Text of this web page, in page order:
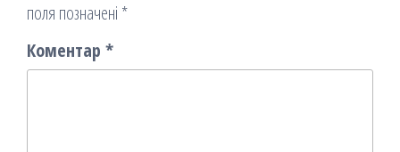
поля позначені *
Коментар *